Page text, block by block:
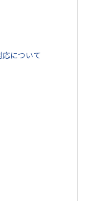
について